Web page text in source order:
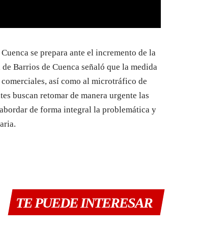
se prepara ante el incremento de la
Barrios de Cuenca señaló que la medida
así como al microtráfico de
buscan retomar de manera urgente las
de forma integral la problemática y
TE PUEDE INTERESAR